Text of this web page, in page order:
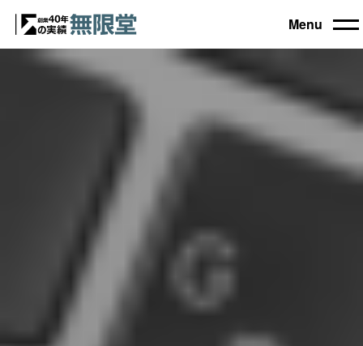
トップ
買取機器一覧▼
工作機械
木工機械
ブログ
Menu